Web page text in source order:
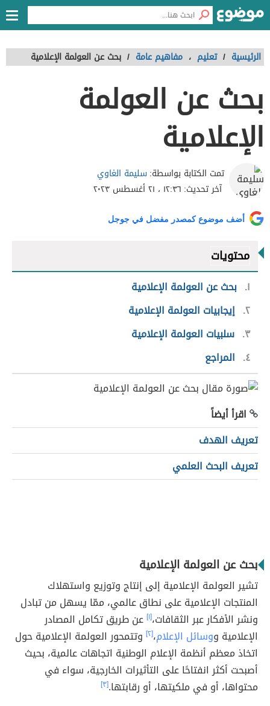
الرئيسية / تعليم ، مفاهيم عامة / بحث عن العولمة الإعلامية
بحث عن العولمة
الإعلامية
تمت الكتابة بواسطة:سليمة الغاوي
آخر تحديث: ١٢:٣٦ ، ٢١ أغسطس ٢٠٢٣
أضف موضوع كمصدر مفضل في جوجل
محتويات
١ بحث عن العولمة الإعلامية
٢ إيجابيات العولمة الإعلامية
٣ سلبيات العولمة الإعلامية
٤
المراجع
اقرأ أيضاً
تعريف الهدف
تعريف البحث العلمي
بحث عن العولمة الإعلامية
تشير العولمة الإعلامية إلى إنتاج وتوزيع واستهلاك
المنتجات الإعلامية على نطاق عالمي، ممّا يسهل من تبادل
ونشر الأفكار عبر الثقافات،[١] عن طريق تكامل المصادر
الإعلامية ووسائل الإعلام،[٢]
وتتمحور العولمة الإعلامية حول
اتخاذ معظم أنظمة الإعلام الوطنية اتجاهات عالمية، بحيث
أصبحت أكثر انفتاحًا على التأثيرات الخارجية، سواء في
محتواها، أو في ملكيتها، أو رقابتها.[٣]